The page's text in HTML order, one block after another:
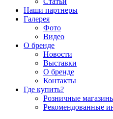
Наши партнеры
Галерея
Фото
Видео
О бренде
Новости
Выставки
О бренде
Контакты
Где купить?
Розничные
Рекомендованные